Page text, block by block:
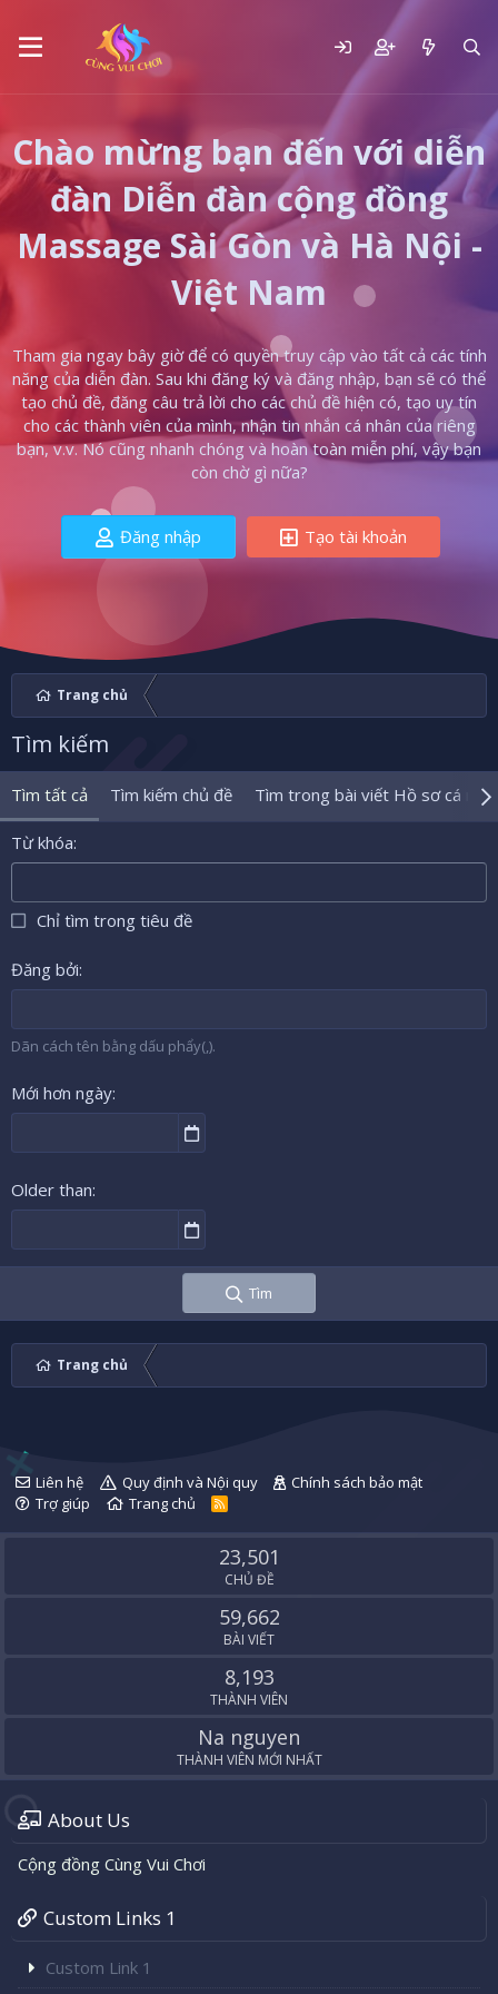
Chào mừng bạn đến với diễn
đàn Diễn đàn cộng đồng
Massage Sài Gòn và Hà Nội -
Việt Nam
Tham gia ngay bây giờ để có quyền truy cập vào tất cả các tính
năng của diễn đàn. Sau khi đăng ký và đăng nhập, bạn sẽ có thể
tạo chủ đề, đăng câu trả lời cho các chủ đề hiện có, tạo uy tín
cho các thành viên của mình, nhận tin nhắn cá nhân của riêng
bạn, v.v. Nó cũng nhanh chóng và hoàn toàn miễn phí, vậy bạn
còn chờ gì nữa?
Đăng nhập Tạo tài khoản
Trang chủ
Tìm kiếm
Tìm tất cả Tìm kiếm chủ đề Tìm trong bài viết Hồ sơ cá
Từ khóa
Chỉ tìm trong tiêu đề
Đăng bởi
Dãn cách tên bằng dấu phẩy(,).
Mới hơn ngày
Older than
Tìm
Trang chủ
Liên hệ Quy định và Nội quy
Chính sách bảo mật
Trợ giúp
Trang chủ
R
S
23,501
CHỦ ĐỀ
59,662
BÀI VIẾT
8,193
THÀNH VIÊN
Na nguyen
THÀNH VIÊN MỚI NHẤT
About Us
Cộng đồng Cùng Vui Chơi
Custom Links 1
Custom Link 1